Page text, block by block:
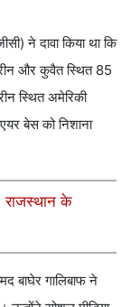
ने दावा किया था कि
और कुवैत स्थित 85
स्थित अमेरिकी
बेस को निशाना
राजस्थान के
बाघेर गालिबाफ ने